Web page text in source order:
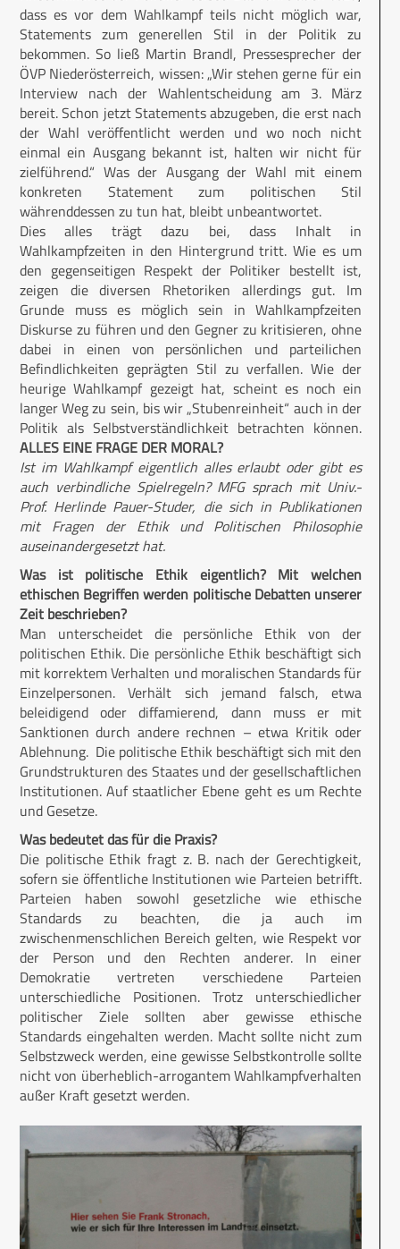
dass es vor dem Wahlkampf teils nicht möglich war,
Statements zum generellen Stil in der Politik zu
bekommen. So ließ Martin Brandl, Pressesprecher der
ÖVP Niederösterreich, wissen: „Wir stehen gerne für ein
Interview nach der Wahlentscheidung am 3. März
bereit. Schon jetzt Statements abzugeben, die erst nach
der Wahl veröffentlicht werden und wo noch nicht
einmal ein Ausgang bekannt ist, halten wir nicht für
zielführend.“ Was der Ausgang der Wahl mit einem
konkreten Statement zum politischen Stil
währenddessen zu tun hat, bleibt unbeantwortet.
Dies alles trägt dazu bei, dass Inhalt in
Wahlkampfzeiten in den Hintergrund tritt. Wie es um
den gegenseitigen Respekt der Politiker bestellt ist,
zeigen die diversen Rhetoriken allerdings gut. Im
Grunde muss es möglich sein in Wahlkampfzeiten
Diskurse zu führen und den Gegner zu kritisieren, ohne
dabei in einen von persönlichen und parteilichen
Befindlichkeiten geprägten Stil zu verfallen. Wie der
heurige Wahlkampf gezeigt hat, scheint es noch ein
langer Weg zu sein, bis wir „Stubenreinheit“ auch in der
Politik als Selbstverständlichkeit betrachten können.
ALLES EINE FRAGE DER MORAL?
Ist im Wahlkampf eigentlich alles erlaubt oder gibt es
auch verbindliche Spielregeln? MFG sprach mit Univ.-
Prof. Herlinde Pauer-Studer, die sich in Publikationen
mit Fragen der Ethik und Politischen Philosophie
auseinandergesetzt hat.
Was ist politische Ethik eigentlich? Mit welchen
ethischen Begriffen werden politische Debatten unserer
Zeit beschrieben?
Man unterscheidet die persönliche Ethik von der
politischen Ethik. Die persönliche Ethik beschäftigt sich
mit korrektem Verhalten und moralischen Standards für
Einzelpersonen. Verhält sich jemand falsch, etwa
beleidigend oder diffamierend, dann muss er mit
Sanktionen durch andere rechnen – etwa Kritik oder
Ablehnung. Die politische Ethik beschäftigt sich mit den
Grundstrukturen des Staates und der gesellschaftlichen
Institutionen. Auf staatlicher Ebene geht es um Rechte
und Gesetze.
Was bedeutet das für die Praxis?
Die politische Ethik fragt z. B. nach der Gerechtigkeit,
sofern sie öffentliche Institutionen wie Parteien betrifft.
Parteien haben sowohl gesetzliche wie ethische
Standards zu beachten, die ja auch im
zwischenmenschlichen Bereich gelten, wie Respekt vor
der Person und den Rechten anderer. In einer
Demokratie vertreten verschiedene Parteien
unterschiedliche Positionen. Trotz unterschiedlicher
politischer Ziele sollten aber gewisse ethische
Standards eingehalten werden. Macht sollte nicht zum
Selbstzweck werden, eine gewisse Selbstkontrolle sollte
nicht von überheblich-arrogantem Wahlkampfverhalten
außer Kraft gesetzt werden.